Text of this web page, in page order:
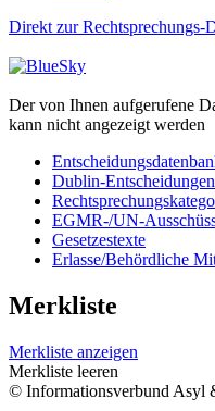
Direkt zur Rechtsprechungs-
Der von Ihnen aufgerufene
kann nicht angezeigt werden
Dublin-Entscheidungen
EGMR-/UN-
Gesetzestexte
Erlasse/Behördliche
Merkliste
Merkliste anzeigen
Merkliste leeren
© Informationsverbund Asyl